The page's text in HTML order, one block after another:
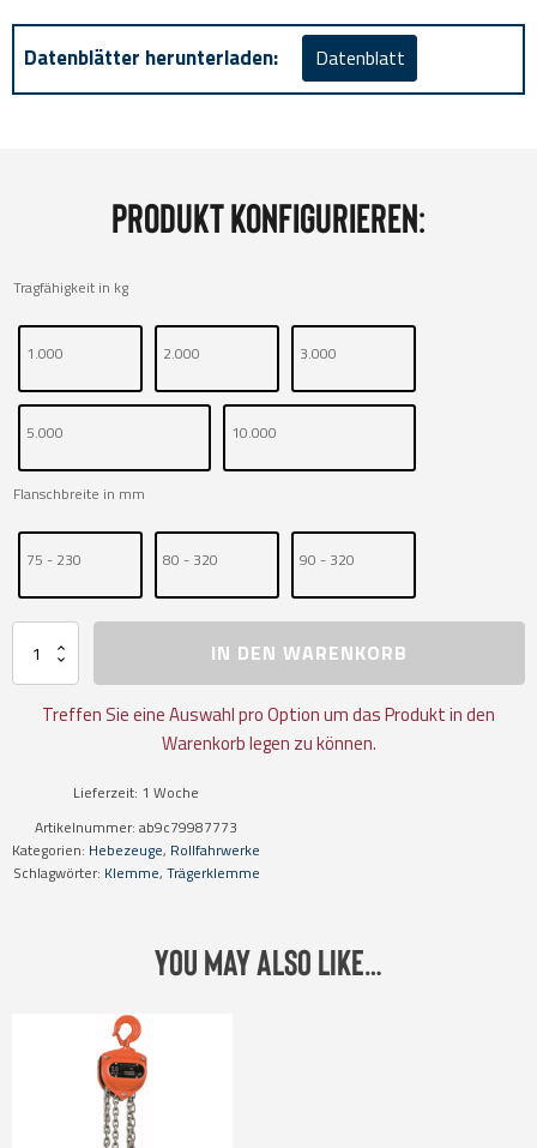
Datenblätter herunterladen: Datenblatt
Produkt konfigurieren:
Tragfähigkeit in kg
1.000 2.000 3.000
5.000 10.000
Flanschbreite in mm
75 - 230 80 - 320 90 - 320
Trägerklemme
Menge
IN DEN WARENKORB
Treffen Sie eine Auswahl pro Option um das Produkt in den
Warenkorb legen zu können.
Lieferzeit: 1 Woche
Artikelnummer: ab9c79987773
Kategorien: Hebezeuge, Rollfahrwerke
Schlagwörter: Klemme, Trägerklemme
You may also like…